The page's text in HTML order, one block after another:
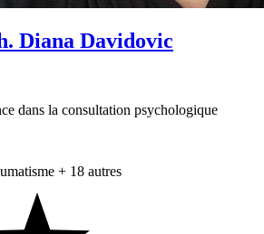
Diana Davidovic
dans la consultation psychologique
+ 18 autres